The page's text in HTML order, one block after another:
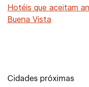
Hotéis que aceitam
Buena Vista
Cidades próximas